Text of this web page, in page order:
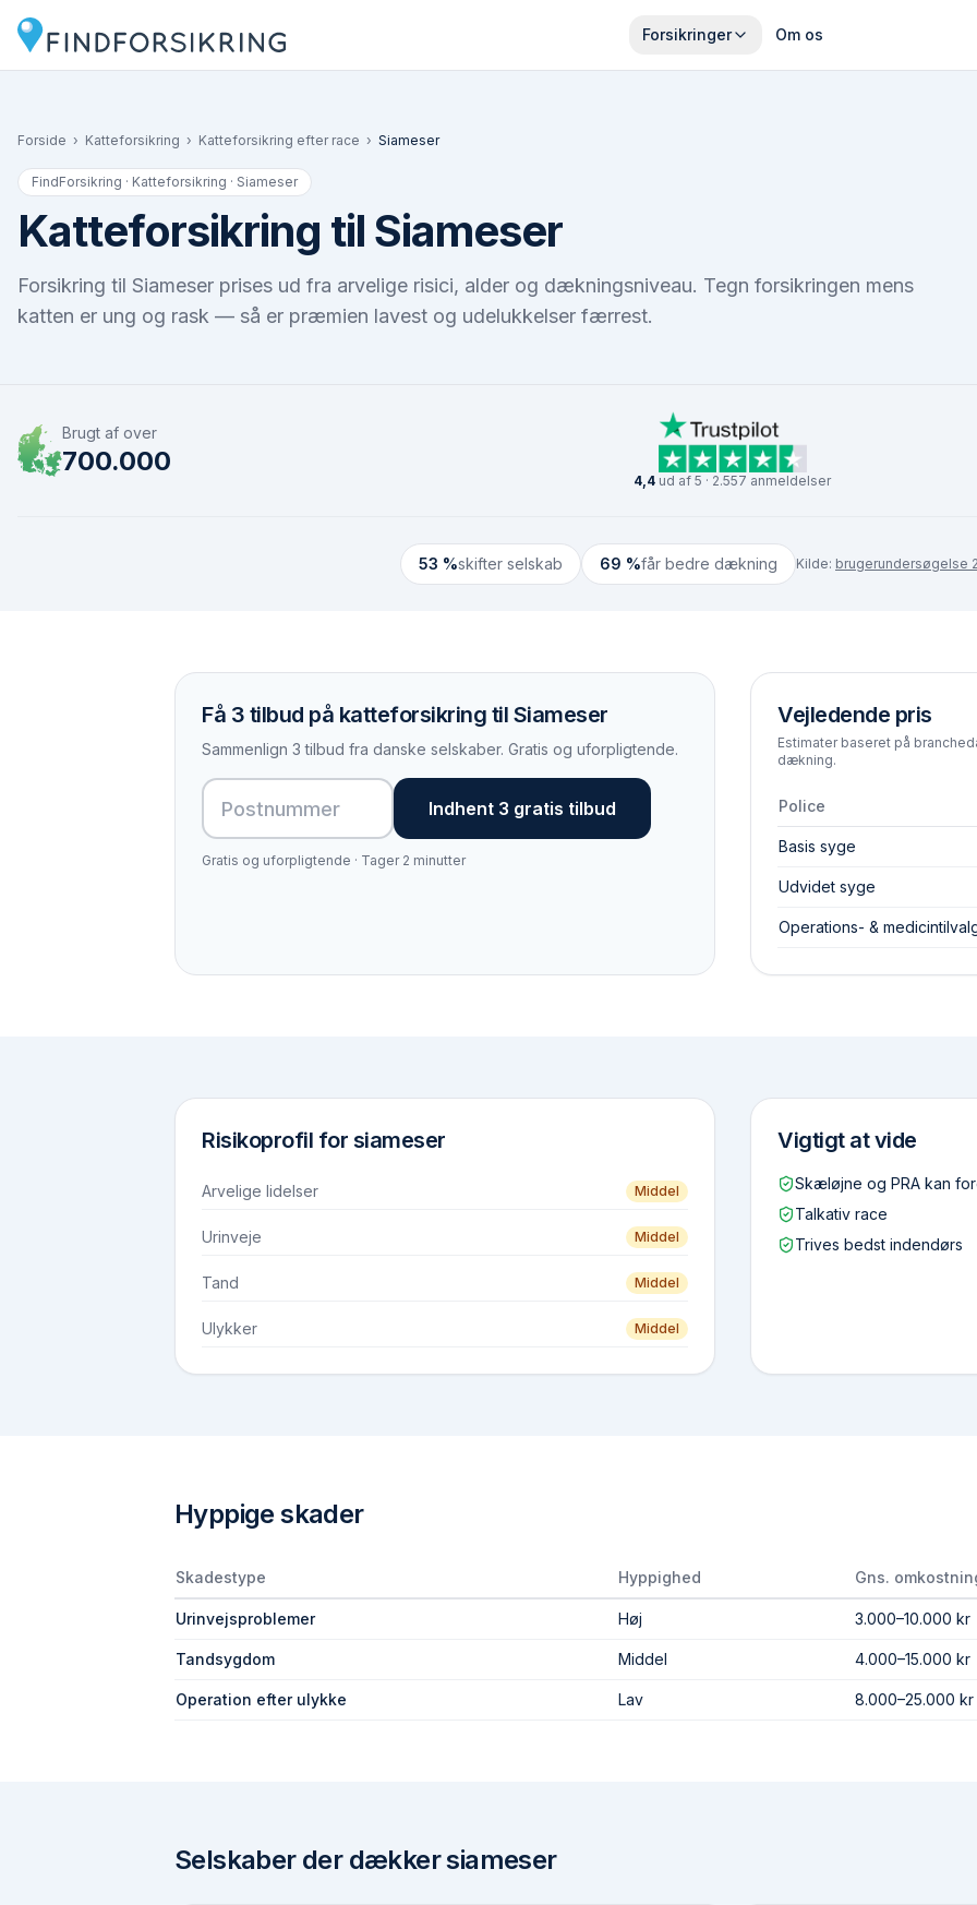
Forsikringer Om os
Forside › Katteforsikring › Katteforsikring efter race › Siameser
FindForsikring · Katteforsikring · Siameser
Katteforsikring til Siameser
Forsikring til Siameser prises ud fra arvelige risici, alder og dækningsniveau. Tegn forsikringen mens
katten er ung og rask — så er præmien lavest og udelukkelser færrest.
Brugt af over
700.000
4,4 ud af 5 · 2.557 anmeldelser
53 %skifter selskab 69 %får bedre dækning Kilde: brugerundersøgelse
Få 3 tilbud på katteforsikring til Siameser
Sammenlign 3 tilbud fra danske selskaber. Gratis og uforpligtende.
Indhent 3 gratis tilbud
Gratis og uforpligtende · Tager 2 minutter
Vejledende pris
Estimater baseret på
dækning.
Police
Basis syge
Udvidet syge
Operations- &
Risikoprofil for siameser
Arvelige lidelser Middel
Urinveje Middel
Tand Middel
Ulykker Middel
Vigtigt at vide
Skæl­øjne og PRA kan
Talkativ race
Trives bedst indendørs
Hyppige skader
Skadestype Hyppighed Gns.
Urinvejsproblemer Høj 3.000–10.000 kr
Tandsygdom Middel 4.000–15.000 kr
Operation efter ulykke Lav 8.000–25.000 kr
Selskaber der dækkersiameser